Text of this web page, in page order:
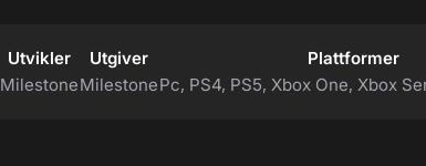
Utvikler
Milestone
Utgiver
Milestone
Plattformer
Pc, PS4, PS5, Xbox One, Xbox